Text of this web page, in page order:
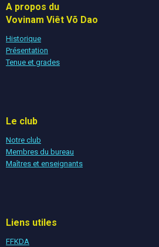
A propos du
Vovinam Viêt Võ Dao
Historique
Présentation
Tenue et grades
Le club
Notre club
Membres du bureau
Maîtres et enseignants
Liens utiles
FFKDA